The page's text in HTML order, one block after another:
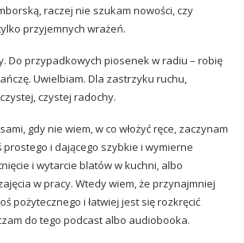
raczej nie szukam nowości, czy
przyjemnych wrażeń.
Do przypadkowych piosenek w radiu – robię
Uwielbiam. Dla zastrzyku ruchu,
czystej radochy.
gdy nie wiem, w co włożyć ręce, zaczynam
i dającego szybkie i wymierne
i wytarcie blatów w kuchni, albo
w pracy. Wtedy wiem, że przynajmniej
pożytecznego i łatwiej jest się rozkręcić
do tego podcast albo audiobooka.